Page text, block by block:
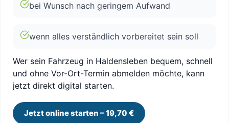
bei Wunsch nach geringem Aufwand
wenn alles verständlich vorbereitet sein soll
Wer sein Fahrzeug in Haldensleben bequem, schnell
und ohne Vor-Ort-Termin abmelden möchte, kann
jetzt direkt digital starten.
Jetzt online starten – 19,70 €